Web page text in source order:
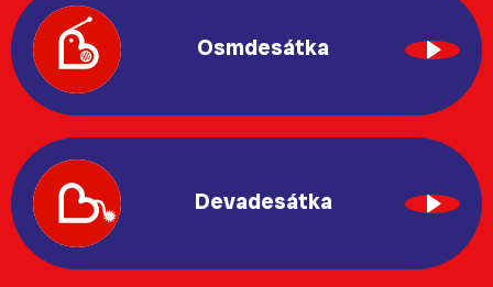
Osmdesátka
Devadesátka